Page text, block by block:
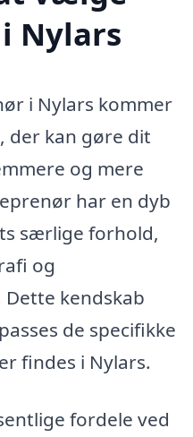
Nylars
i Nylars kommer
der kan gøre dit
og mere
har en dyb
særlige forhold,
og
kendskab
de specifikke
findes i Nylars.
fordele ved